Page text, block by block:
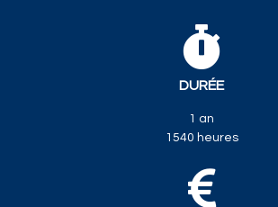
DURÉE
1 an
1540 heures